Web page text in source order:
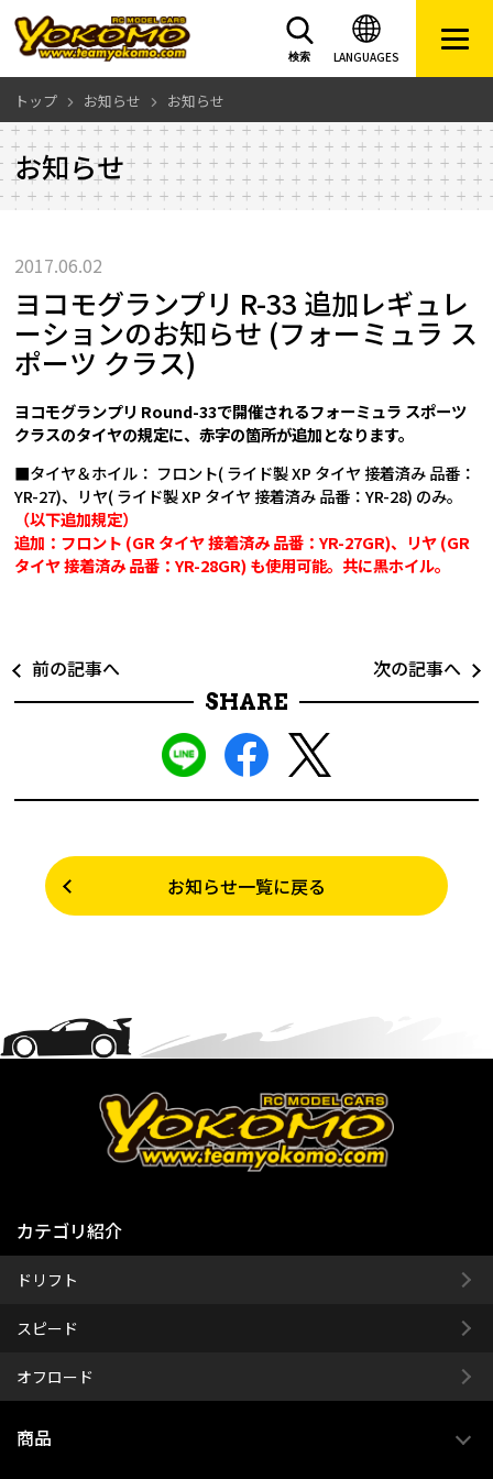
LANGUAGES
検索
トップ お知らせ お知らせ
お知らせ
2017.06.02
ヨコモグランプリ R-33 追加レギュレ
ーションのお知らせ (フォーミュラ ス
ポーツ クラス)
ヨコモグランプリ Round-33で開催されるフォーミュラ スポーツ
クラスのタイヤの規定に、赤字の箇所が追加となります。
■タイヤ＆ホイル： フロント( ライド製 XP タイヤ 接着済み 品番：
YR-27)、リヤ( ライド製 XP タイヤ 接着済み 品番：YR-28) のみ。
（以下追加規定）
追加：フロント (GR タイヤ 接着済み 品番：YR-27GR)、リヤ (GR
タイヤ 接着済み 品番：YR-28GR) も使用可能。共に黒ホイル。
前の記事へ
次の記事へ
SHARE
お知らせ一覧に戻る
カテゴリ紹介
ドリフト
スピード
オフロード
商品